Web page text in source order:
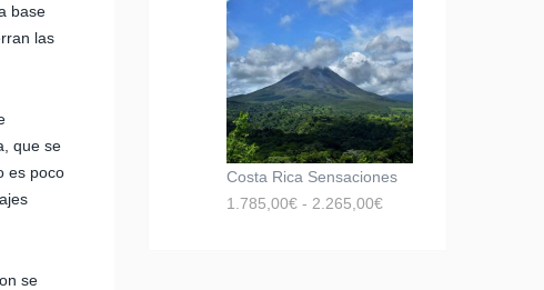
base
las
que se
es poco
se
Costa Rica Sensaciones
1.785,00€ - 2.265,00€